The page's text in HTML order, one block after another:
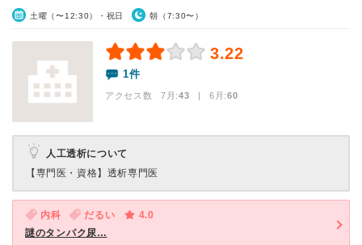
土曜（〜12:30）・祝日 朝（7:30〜）
3.22
1件
アクセス数 7月:43 | 6月:60
人工透析について
【専門医・資格】 透析専門医
内科 だるい
4.0
謎のタンパク尿…